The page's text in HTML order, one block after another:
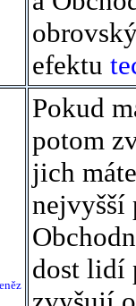
efektu
Pokud
potom
jich
nejvyšší
dost lidí